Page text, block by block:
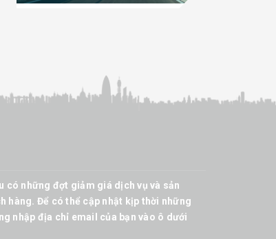
có những đợt giảm giá dịch vụ và sản
hàng. Để có thể cập nhật kịp thời những
nhập địa chỉ email của bạn vào ô dưới